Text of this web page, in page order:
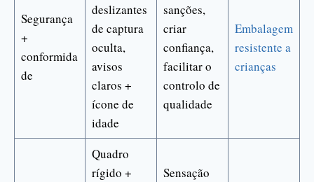
Segurança
+
conformida
de
deslizantes
de captura
oculta,
avisos
claros +
ícone de
idade
sanções,
criar
confiança,
facilitar o
controlo de
qualidade
Embalagem
resistente a
crianças
Quadro
rígido +
Sensação